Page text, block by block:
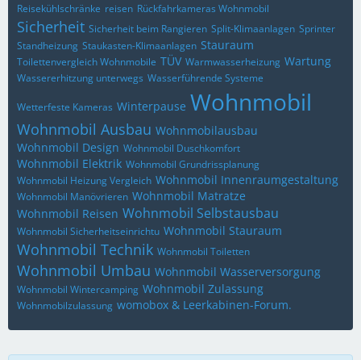
Reisekühlschränke reisen Rückfahrkameras Wohnmobil
Sicherheit Sicherheit beim Rangieren Split-Klimaanlagen Sprinter
Standheizung Staukasten-Klimaanlagen Stauraum
Toilettenvergleich Wohnmobile TÜV Warmwasserheizung Wartung
Wassererhitzung unterwegs Wasserführende Systeme
Wetterfeste Kameras Winterpause Wohnmobil
Wohnmobil Ausbau Wohnmobilausbau
Wohnmobil Design Wohnmobil Duschkomfort
Wohnmobil Elektrik Wohnmobil Grundrissplanung
Wohnmobil Heizung Vergleich Wohnmobil Innenraumgestaltung
Wohnmobil Manövrieren Wohnmobil Matratze
Wohnmobil Reisen Wohnmobil Selbstausbau
Wohnmobil Sicherheitseinrichtu Wohnmobil Stauraum
Wohnmobil Technik Wohnmobil Toiletten
Wohnmobil Umbau Wohnmobil Wasserversorgung
Wohnmobil Wintercamping Wohnmobil Zulassung
Wohnmobilzulassung womobox & Leerkabinen-Forum.